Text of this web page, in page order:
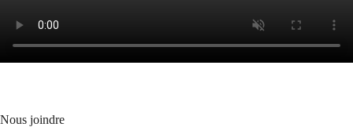
Nous joindre